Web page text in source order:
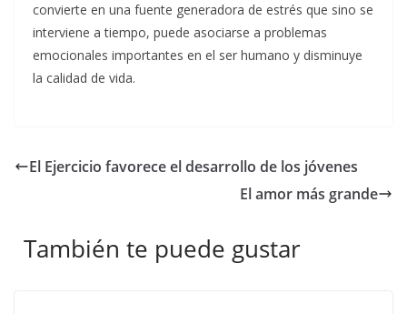
convierte en una fuente generadora de estrés que sino se
interviene a tiempo, puede asociarse a problemas
emocionales importantes en el ser humano y disminuye
la calidad de vida.
El Ejercicio favorece el desarrollo de los jóvenes
El amor más grande
También te puede gustar